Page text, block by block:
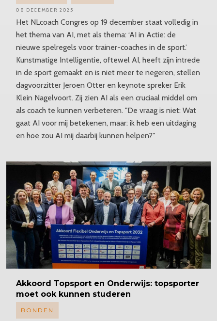
Het NLcoach Congres op 19 december staat volledig in
het thema van AI, met als thema: ‘AI in Actie: de
nieuwe spelregels voor trainer-coaches in de sport.’
Kunstmatige Intelligentie, oftewel AI, heeft zijn intrede
in de sport gemaakt en is niet meer te negeren, stellen
dagvoorzitter Jeroen Otter en keynote spreker Erik
Klein Nagelvoort. Zij zien AI als een cruciaal middel om
als coach te kunnen verbeteren. "De vraag is niet: Wat
gaat AI voor mij betekenen, maar: ik heb een uitdaging
en hoe zou AI mij daarbij kunnen helpen?"
08 DECEMBER 2025
Akkoord Topsport en Onderwijs: topsporter
moet ook kunnen studeren
BONDEN